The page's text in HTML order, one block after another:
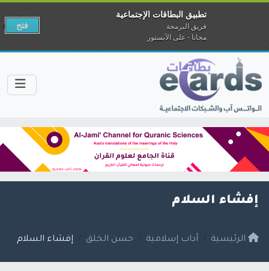
إفشاء السلام
الرئيسية آداب إسلامية حسن الخلق إفشاء السلام
تطبيق البطاقات الإجتماعية
فريق البرمجة
مجانا - على الآبستور
فتح